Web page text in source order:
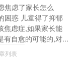
焦虑了家长怎么
困惑 儿童得了抑郁
焦虑症,如果家长能
有自愈的可能的,对...
列表